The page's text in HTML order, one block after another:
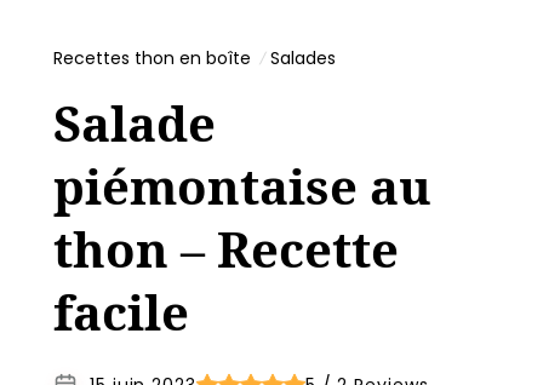
Recettes thon en boîte Salades
Salade
piémontaise au
thon – Recette
facile